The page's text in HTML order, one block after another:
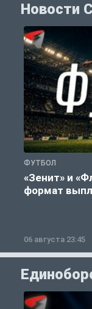
Новости
ФУТБОЛ
«Зенит» и
формат
06 августа 23:45